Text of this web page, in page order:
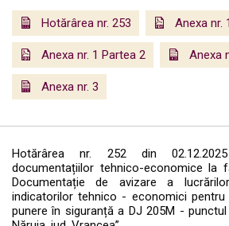
Hotărârea nr. 253 Anexa nr.
Anexa nr. 1 Partea 2 Anexa
Anexa nr. 3
Hotărârea nr. 252 din
documentațiilor tehnico-economice la
Documentație de avizare a
indicatorilor tehnico - economici pentru
punere în siguranță a DJ 205M -